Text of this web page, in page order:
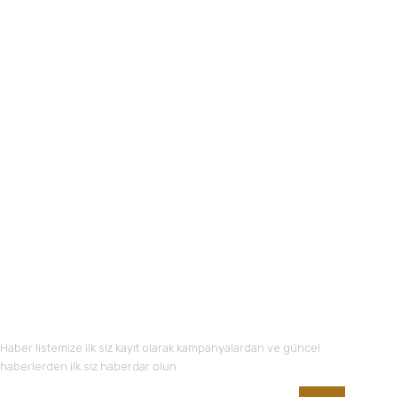
Haber listemize ilk siz kayıt olarak kampanyalardan ve güncel
haberlerden ilk siz haberdar olun.